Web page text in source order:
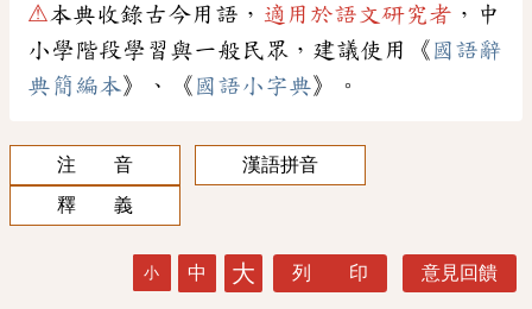
⚠本典收錄古今用語， 適用於語文研究者 ，中
小學階段學習與一般民眾，建議使用《 國語辭
典簡編本》、《 國語小字典》。
注 音
漢語拼音
釋 義
小 中 大 列 印 意見回饋